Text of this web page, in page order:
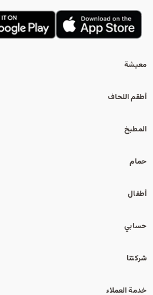
معيشة
أطقم اللحاف
المطبخ
حمام
أطفال
حسابي
شركتنا
خدمة العملاء